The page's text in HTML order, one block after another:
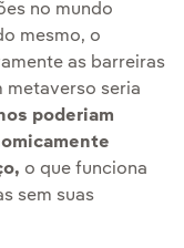
no mundo
mesmo, o
as barreiras
metaverso seria
poderiam
o que funciona
sem suas